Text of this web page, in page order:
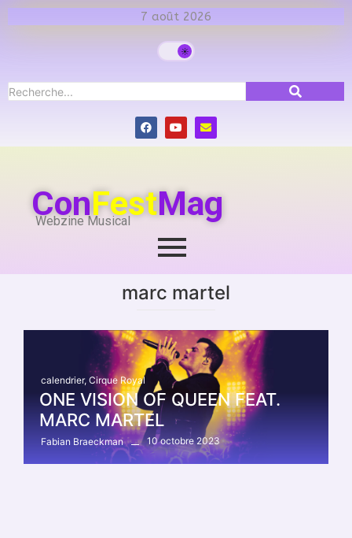
7 août 2026
ConFestMag
Webzine Musical
marc martel
calendrier, Cirque Royal
ONE VISION OF QUEEN FEAT.
MARC MARTEL
Fabian Braeckman 10 octobre 2023